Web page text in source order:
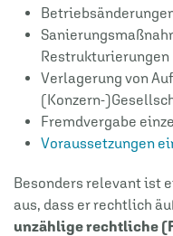
Restrukturierungen
Verlagerung von
(Konzern-
Fremdvergabe
Voraussetzungen
Besonders relevant ist
aus, dass er rechtlich
unzählige rechtliche